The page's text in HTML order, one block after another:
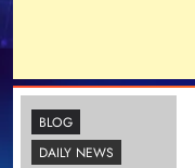
BLOG
DAILY NEWS